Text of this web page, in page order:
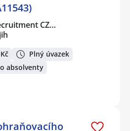
CZ…
Plný úvazek
absolventy